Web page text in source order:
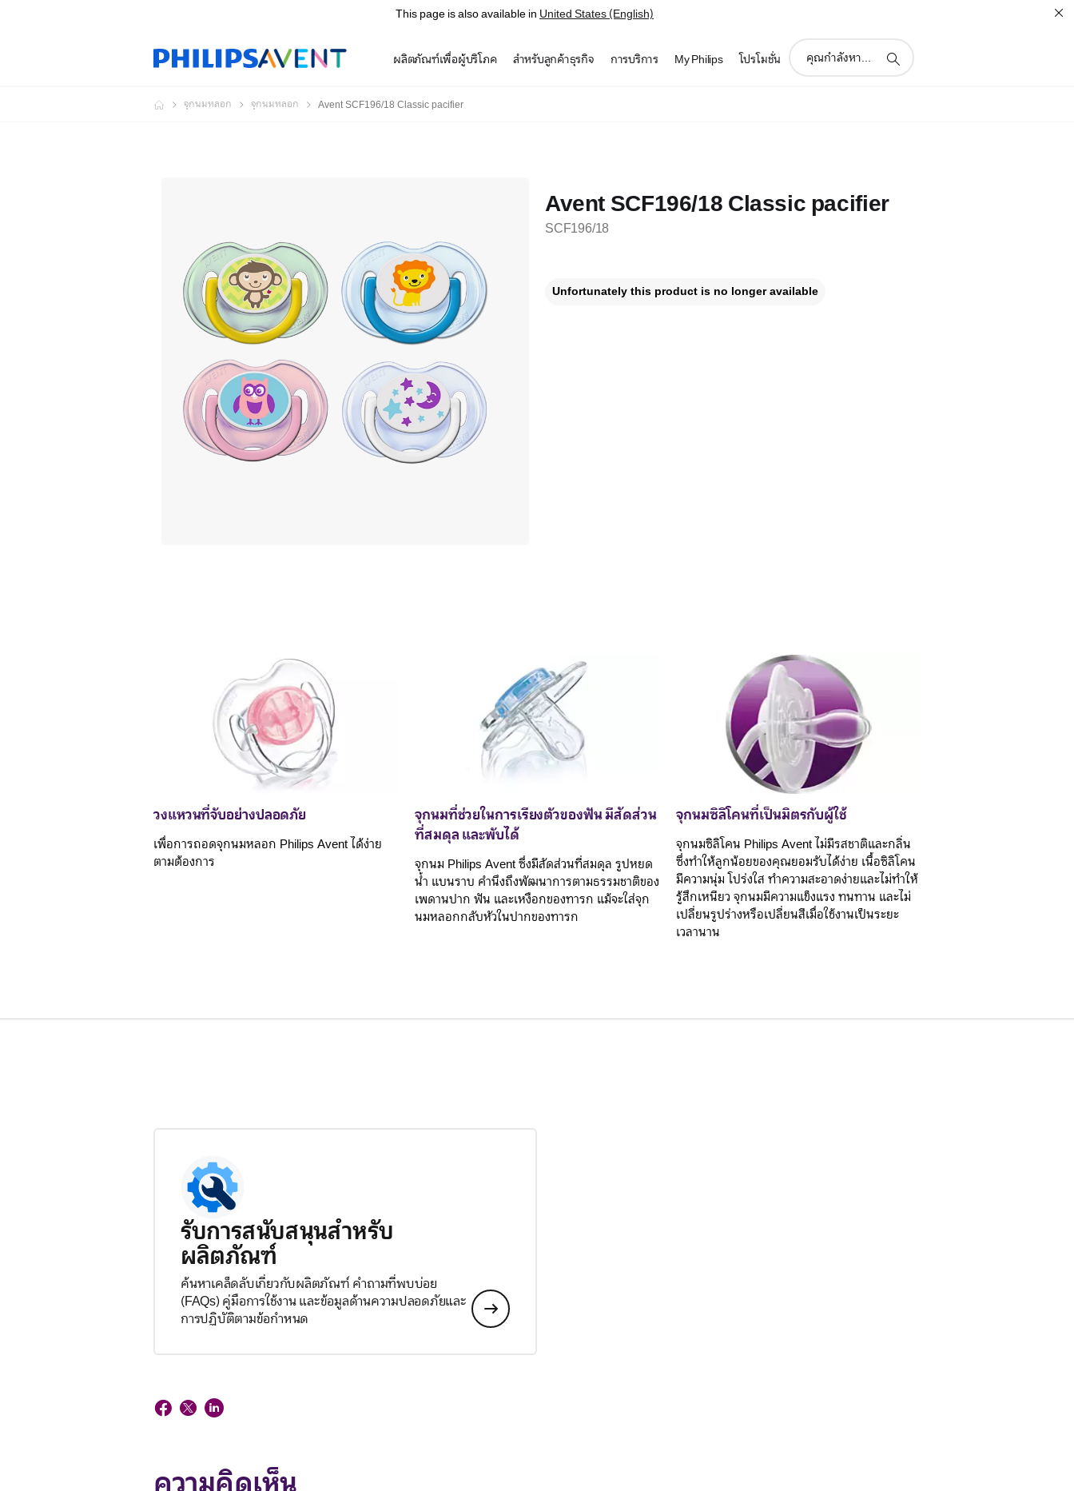
This page is also available inUnited States (English)
ผลิตภัณฑ์เพื่อผู้บริโภค สำหรับลูกค้าธุรกิจ การบริการ My Philips โปรโมชั่น
search
จุกนมหลอก จุกนมหลอก Avent SCF196/18 Classic pacifier
Avent SCF196/18 Classic pacifier
SCF196/18
Unfortunately this product is no longer available
วงแหวนที่จับอย่างปลอดภัย
เพื่อการถอดจุกนมหลอก Philips Avent ได้ง่าย
ตามต้องการ
จุกนมที่ช่วยในการเรียงตัวของฟัน มีสัดส่วน
ที่สมดุล และพับได้
จุกนม Philips Avent ซึ่งมีสัดส่วนที่สมดุล รูปหยด
น้ำ แบนราบ คำนึงถึงพัฒนาการตามธรรมชาติของ
เพดานปาก ฟัน และเหงือกของทารก แม้จะใส่จุก
นมหลอกกลับหัวในปากของทารก
จุกนมซิลิโคนที่เป็นมิตรกับผู้ใช้
จุกนมซิลิโคน Philips Avent ไม่มีรสชาติและกลิ่น
ซึ่งทำให้ลูกน้อยของคุณยอมรับได้ง่าย เนื้อซิลิโคน
มีความนุ่ม โปร่งใส ทำความสะอาดง่ายและไม่ทำให้
รู้สึกเหนียว จุกนมมีความแข็งแรง ทนทาน และไม่
เปลี่ยนรูปร่างหรือเปลี่ยนสีเมื่อใช้งานเป็นระยะ
เวลานาน
รับการสนับสนุนสำหรับ
ผลิตภัณฑ์
ค้นหาเคล็ดลับเกี่ยวกับผลิตภัณฑ์ คำถามที่พบบ่อย
(FAQs) คู่มือการใช้งาน และข้อมูลด้านความปลอดภัยและ
การปฏิบัติตามข้อกำหนด